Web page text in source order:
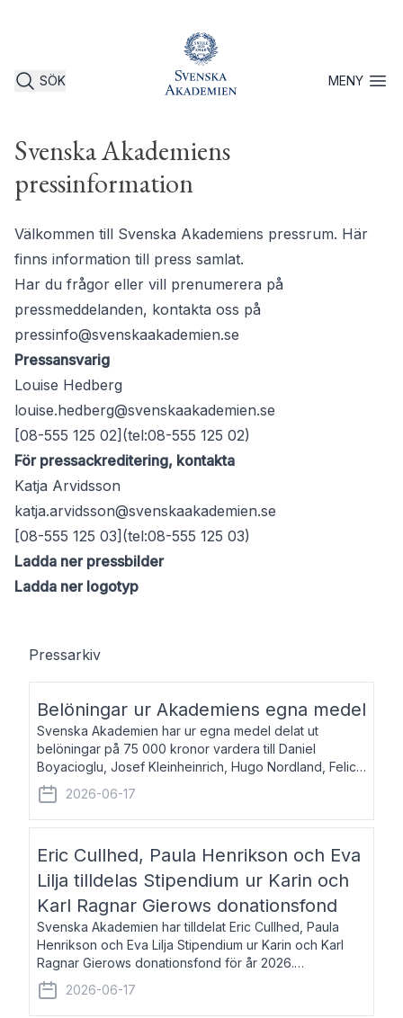
SÖK MENYÖppna
Svenska Akademiens
pressinformation
Välkommen till Svenska Akademiens pressrum. Här
finns information till press samlat.
Har du frågor eller vill prenumerera på
pressmeddelanden, kontakta oss på
pressinfo@svenskaakademien.se
Pressansvarig
Louise Hedberg
louise.hedberg@svenskaakademien.se
[08-555 125 02](tel:08-555 125 02)
För pressackreditering, kontakta
Katja Arvidsson
katja.arvidsson@svenskaakademien.se
[08-555 125 03](tel:08-555 125 03)
Ladda ner pressbilder
Ladda ner logotyp
Pressarkiv
Belöningar ur Akademiens egna medel
Svenska Akademien har ur egna medel delat ut
belöningar på 75 000 kronor vardera till Daniel
Boyacioglu, Josef Kleinheinrich, Hugo Nordland, Felicia
Stenroth och Svante Strandberg. Daniel Boyacioglu,
född 1981, är poet och scenartist. Josef
2026-06-17
Eric Cullhed, Paula Henrikson och Eva
Lilja tilldelas Stipendium ur Karin och
Karl Ragnar Gierows donationsfond
Svenska Akademien har tilldelat Eric Cullhed, Paula
Henrikson och Eva Lilja Stipendium ur Karin och Karl
Ragnar Gierows donationsfond för år 2026.
Stipendiebeloppet är på 70 000 kronor vardera. Eric
Cullhed, född 1985, är professor i grekis
2026-06-17